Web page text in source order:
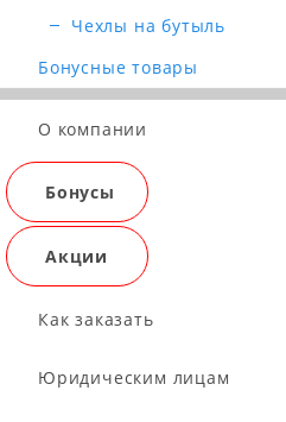
Чехлы на бутыль
Бонусные товары
О компании
Бонусы
Акции
Как заказать
Юридическим лицам